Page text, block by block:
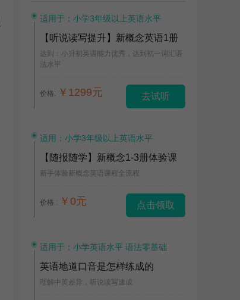
适用于：小学3年级以上英语水平
【听说读写提升】新概念英语1册
达到：小升初英语能力优秀，达到初一词汇语
法水平
价格: ￥1299元 去试听
适用：小学3年级以上英语水平
【随报随学】新概念1-3册体验课
新手体验新概念英语课程全流程
价格 : ￥0元 点击领取
适用于：小学英语水平 语法零基础
英语地道口音是怎样练成的
理解中英差异，听说读写速成